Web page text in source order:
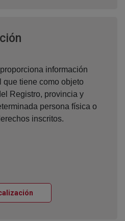
información
que tiene como objeto
Registro, provincia y
persona física o
inscritos.